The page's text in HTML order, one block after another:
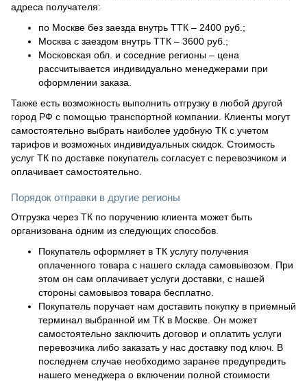
адреса получателя:
по Москве без заезда внутрь ТТК – 2400 руб.;
Москва с заездом внутрь ТТК – 3600 руб.;
Московская обл. и соседние регионы – цена
рассчитывается индивидуально менеджерами при
оформлении заказа.
Также есть возможность выполнить отгрузку в любой другой
город РФ с помощью транспортной компании. Клиенты могут
самостоятельно выбрать наиболее удобную ТК с учетом
тарифов и возможных индивидуальных скидок. Стоимость
услуг ТК по доставке покупатель согласует с перевозчиком и
оплачивает самостоятельно.
Порядок отправки в другие регионы
Отгрузка через ТК по поручению клиента может быть
организована одним из следующих способов.
Покупатель оформляет в ТК услугу получения
оплаченного товара с нашего склада самовывозом. При
этом он сам оплачивает услуги доставки, с нашей
стороны самовывоз товара бесплатно.
Покупатель поручает нам доставить покупку в приемный
терминал выбранной им ТК в Москве. Он может
самостоятельно заключить договор и оплатить услуги
перевозчика либо заказать у нас доставку под ключ. В
последнем случае необходимо заранее предупредить
нашего менеджера о включении полной стоимости